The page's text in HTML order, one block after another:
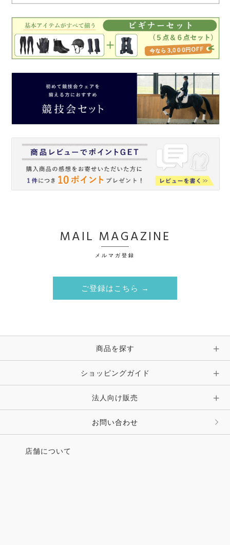
MAIL MAGAZINE
メルマガ登録
ご登録はこちら →
商品を探す
ショッピングガイド
法人向け販売
お問い合わせ
店舗について